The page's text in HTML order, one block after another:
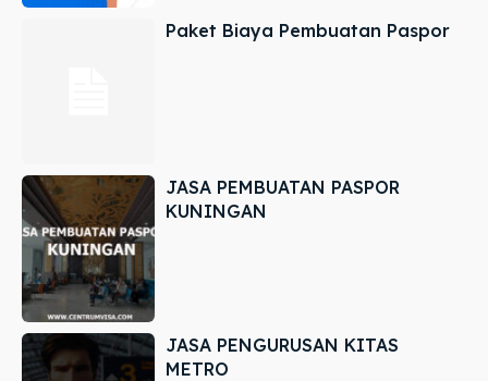
Paket Biaya Pembuatan Paspor
JASA PEMBUATAN PASPOR
KUNINGAN
JASA PENGURUSAN KITAS
METRO